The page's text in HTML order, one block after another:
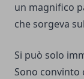
un magnifico
che sorgeva
Si può solo
Sono convinto